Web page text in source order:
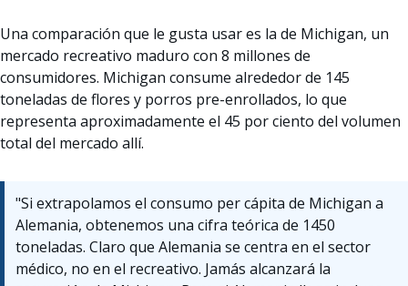
Una comparación que le gusta usar es la de Michigan, un
mercado recreativo maduro con 8 millones de
consumidores. Michigan consume alrededor de 145
toneladas de flores y porros pre-enrollados, lo que
representa aproximadamente el 45 por ciento del volumen
total del mercado allí.
"Si extrapolamos el consumo per cápita de Michigan a
Alemania, obtenemos una cifra teórica de 1450
toneladas. Claro que Alemania se centra en el sector
médico, no en el recreativo. Jamás alcanzará la